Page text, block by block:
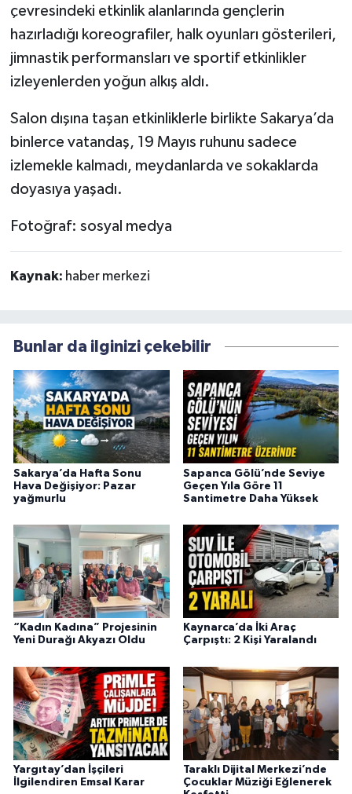
çevresindeki etkinlik alanlarında gençlerin
hazırladığı koreografiler, halk oyunları gösterileri,
jimnastik performansları ve sportif etkinlikler
izleyenlerden yoğun alkış aldı.
Salon dışına taşan etkinliklerle birlikte Sakarya’da
binlerce vatandaş, 19 Mayıs ruhunu sadece
izlemekle kalmadı, meydanlarda ve sokaklarda
doyasıya yaşadı.
Fotoğraf: sosyal medya
Kaynak: haber merkezi
Bunlar da ilginizi çekebilir
Sakarya’da Hafta Sonu
Hava Değişiyor: Pazar
yağmurlu
Sapanca Gölü’nde Seviye
Geçen Yıla Göre 11
Santimetre Daha Yüksek
“Kadın Kadına” Projesinin
Yeni Durağı Akyazı Oldu
Kaynarca’da İki Araç
Çarpıştı: 2 Kişi Yaralandı
Yargıtay’dan İşçileri
İlgilendiren Emsal Karar
Taraklı Dijital Merkezi’nde
Çocuklar Müziği Eğlenerek